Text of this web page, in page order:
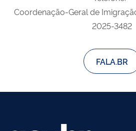
Coordenação-Geral de
2025-3482
FALA.BR